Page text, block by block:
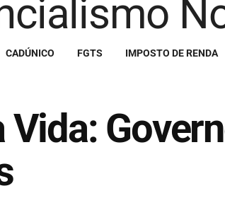
CADÚNICO FGTS IMPOSTO DE RENDA